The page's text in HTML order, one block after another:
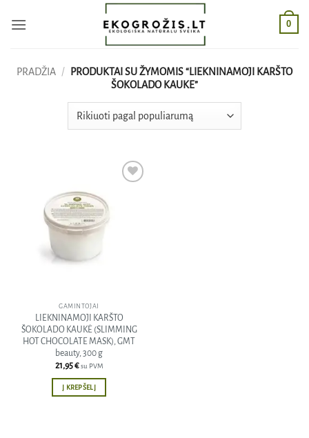
0
PRADŽIA /
PRODUKTAI SU ŽYMOMIS “LIEKNINAMOJI KARŠTO
ŠOKOLADO KAUKE”
GAMINTOJAI
LIEKNINAMOJI KARŠTO
ŠOKOLADO KAUKĖ (SLIMMING
HOT CHOCOLATE MASK), GMT
beauty, 300 g
21,95€ su PVM
Į KREPŠELĮ